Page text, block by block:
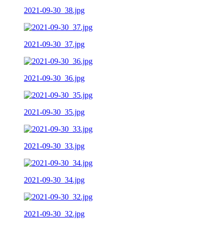
2021-09-30_38.jpg
2021-09-30_37.jpg
2021-09-30_36.jpg
2021-09-30_35.jpg
2021-09-30_33.jpg
2021-09-30_34.jpg
2021-09-30_32.jpg